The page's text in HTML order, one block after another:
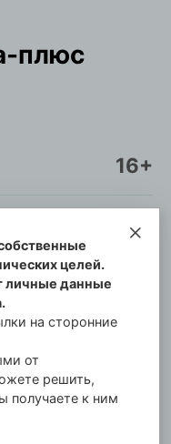
плюс
16+
портал
2026
СМИ: ПИ №57-
в сфере связи,
и массовых
целей.
личные данные
на сторонние
от
решить,
получаете к ним